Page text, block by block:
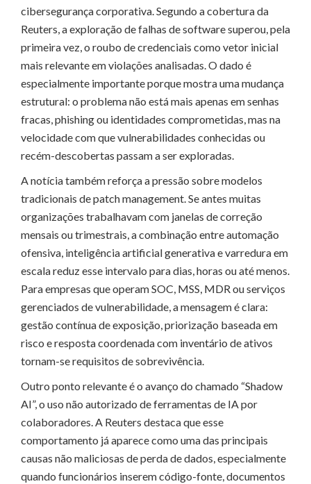
cibersegurança corporativa. Segundo a cobertura da
Reuters, a exploração de falhas de software superou, pela
primeira vez, o roubo de credenciais como vetor inicial
mais relevante em violações analisadas. O dado é
especialmente importante porque mostra uma mudança
estrutural: o problema não está mais apenas em senhas
fracas, phishing ou identidades comprometidas, mas na
velocidade com que vulnerabilidades conhecidas ou
recém-descobertas passam a ser exploradas.
A notícia também reforça a pressão sobre modelos
tradicionais de patch management. Se antes muitas
organizações trabalhavam com janelas de correção
mensais ou trimestrais, a combinação entre automação
ofensiva, inteligência artificial generativa e varredura em
escala reduz esse intervalo para dias, horas ou até menos.
Para empresas que operam SOC, MSS, MDR ou serviços
gerenciados de vulnerabilidade, a mensagem é clara:
gestão contínua de exposição, priorização baseada em
risco e resposta coordenada com inventário de ativos
tornam-se requisitos de sobrevivência.
Outro ponto relevante é o avanço do chamado “Shadow
AI”, o uso não autorizado de ferramentas de IA por
colaboradores. A Reuters destaca que esse
comportamento já aparece como uma das principais
causas não maliciosas de perda de dados, especialmente
quando funcionários inserem código-fonte, documentos